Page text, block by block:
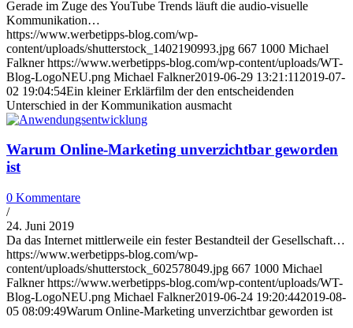
Gerade im Zuge des YouTube Trends läuft die audio-visuelle
Kommunikation…
https://www.werbetipps-blog.com/wp-
content/uploads/shutterstock_1402190993.jpg 667 1000 Michael
Falkner https://www.werbetipps-blog.com/wp-content/uploads/WT-
Blog-LogoNEU.png Michael Falkner2019-06-29 13:21:11 2019-07-
02 19:04:54Ein kleiner Erklärfilm der den entscheidenden
Unterschied in der Kommunikation ausmacht
Warum Online-Marketing unverzichtbar geworden
ist
0 Kommentare
/
24. Juni 2019
Da das Internet mittlerweile ein fester Bestandteil der Gesellschaft…
https://www.werbetipps-blog.com/wp-
content/uploads/shutterstock_602578049.jpg 667 1000 Michael
Falkner https://www.werbetipps-blog.com/wp-content/uploads/WT-
Blog-LogoNEU.png Michael Falkner2019-06-24 19:20:442019-08-
05 08:09:49Warum Online-Marketing unverzichtbar geworden ist